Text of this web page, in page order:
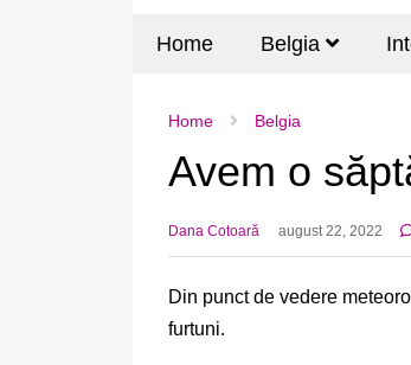
Home Belgia
Home Belgia
Avem o
Dana Cotoară august 22, 2022
Din punct de vedere
furtuni.